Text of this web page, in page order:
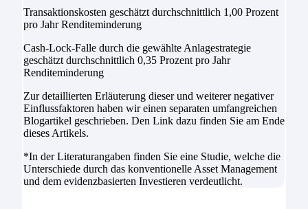
Transaktionskosten geschätzt durchschnittlich 1,00 Prozent
pro Jahr Renditeminderung
Cash-Lock-Falle durch die gewählte Anlagestrategie
geschätzt durchschnittlich 0,35 Prozent pro Jahr
Renditeminderung
Zur detaillierten Erläuterung dieser und weiterer negativer
Einflussfaktoren haben wir einen separaten umfangreichen
Blogartikel geschrieben. Den Link dazu finden Sie am Ende
dieses Artikels.
*In der Literaturangaben finden Sie eine Studie, welche die
Unterschiede durch das konventionelle Asset Management
und dem evidenzbasierten Investieren verdeutlicht.